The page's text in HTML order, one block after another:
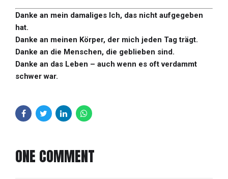
Danke an mein damaliges Ich, das nicht aufgegeben
hat.
Danke an meinen Körper, der mich jeden Tag trägt.
Danke an die Menschen, die geblieben sind.
Danke an das Leben – auch wenn es oft verdammt
schwer war.
ONE COMMENT